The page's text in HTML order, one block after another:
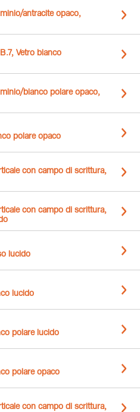
antracite opaco,
Vetro bianco
bianco polare opaco,
polare opaco
con campo di scrittura,
con campo di scrittura,
lucido
lucido
polare lucido
polare opaco
con campo di scrittura,